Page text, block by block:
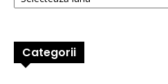
Categorii